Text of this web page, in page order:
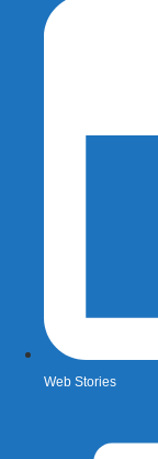
Web Stories